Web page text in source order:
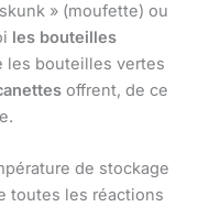
» (moufette) ou
les bouteilles
les bouteilles vertes
offrent, de ce
de stockage
toutes les réactions